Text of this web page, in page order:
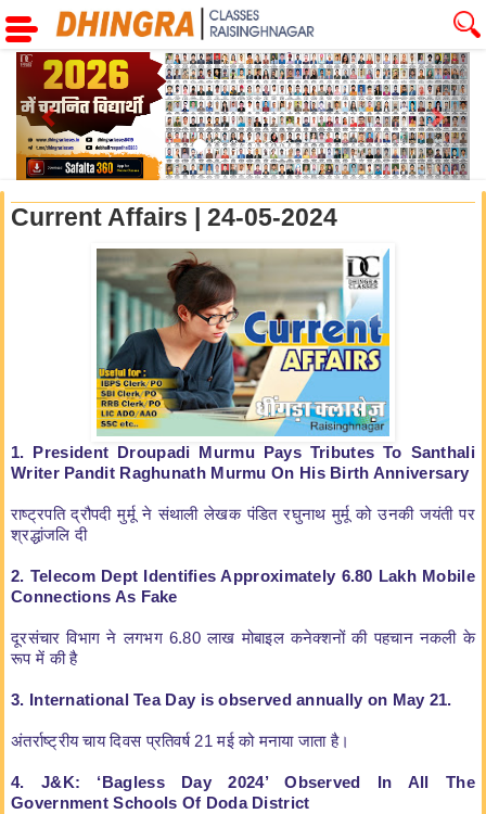
Previous Next
Current Affairs | 24-05-2024
1. President Droupadi Murmu Pays Tributes To Santhali
Writer Pandit Raghunath Murmu On His Birth Anniversary
राष्ट्रपति द्रौपदी मुर्मू ने संथाली लेखक पंडित रघुनाथ मुर्मू को उनकी जयंती पर
श्रद्धांजलि दी
2. Telecom Dept Identifies Approximately 6.80 Lakh Mobile
Connections As Fake
दूरसंचार विभाग ने लगभग 6.80 लाख मोबाइल कनेक्शनों की पहचान नकली के
रूप में की है
3. International Tea Day is observed annually on May 21.
अंतर्राष्ट्रीय चाय दिवस प्रतिवर्ष 21 मई को मनाया जाता है।
4. J&K: ‘Bagless Day 2024’ Observed In All The
Government Schools Of Doda District